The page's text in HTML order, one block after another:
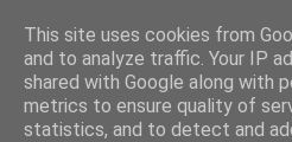
This site uses cookies from
and to analyze traffic. Your IP
shared with Google along with
metrics to ensure quality of
statistics, and to detect and